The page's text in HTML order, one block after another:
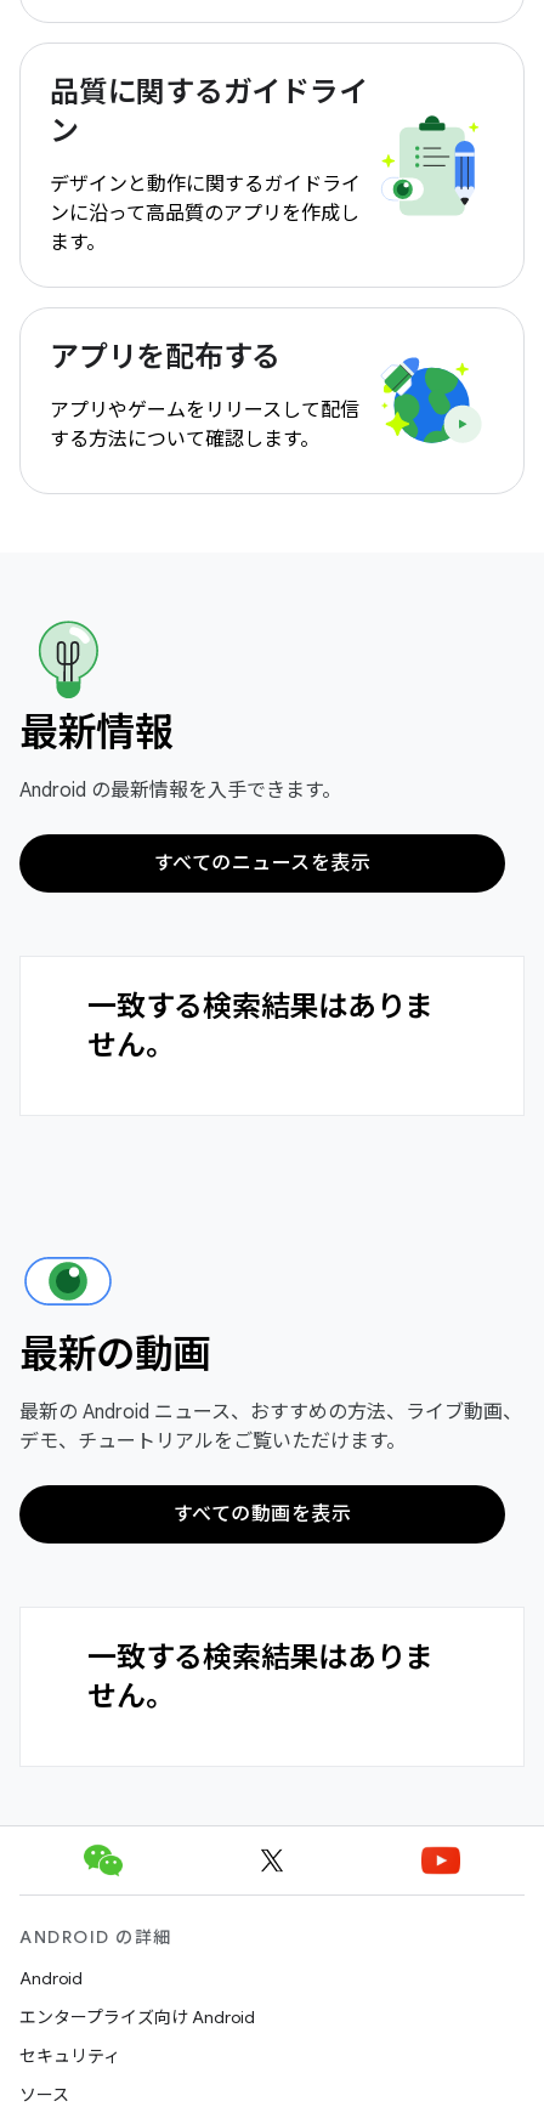
品質に関するガイドライ
ン
デザインと動作に関するガイドライ
ンに沿って高品質のアプリを作成し
ます。
アプリを配布する
アプリやゲームをリリースして配信
する方法について確認します。
最新情報
Android の最新情報を入手できます。
すべてのニュースを表示
一致する検索結果はありま
せん。
最新の動画
最新の Android ニュース、おすすめの方法、ライブ動画、
デモ、チュートリアルをご覧いただけます。
すべての動画を表示
一致する検索結果はありま
せん。
ANDROID の詳細
Android
エンタープライズ向け Android
セキュリティ
ソース